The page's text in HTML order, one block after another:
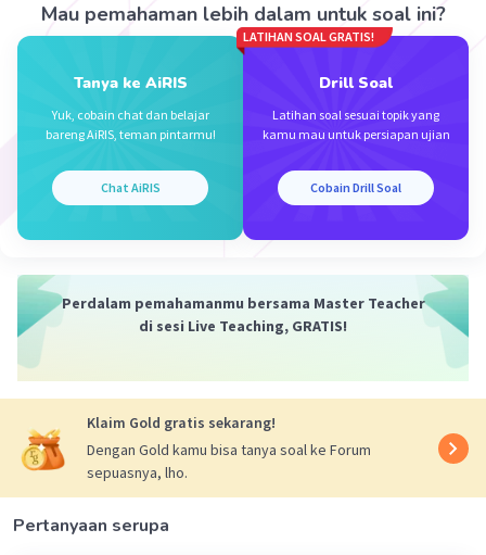
Master Teacher
05 Oktober 2023 02:51
Jawaban terverifikasi
Jawaban: D
“Misal f(x) adalah suatu suku banyak dan (x - k)
merupakan faktor dari f(x), maka f(k) = 0.”
Polinomial f(x) = ax4- 13x3+ 27x2- 38x + b
2
- 6x + 8 = (x - 4)(x - 2)
Sehingga:
f(4) = 0 dan f(2) = 0
Mau pemahaman lebih dalam untuk soal ini?
Tanya ke AiRIS
Yuk, cobain chat dan belajar
bareng AiRIS, teman pintarmu!
Chat AiRIS
LATIHAN SOAL GRATIS!
Drill Soal
Latihan soal sesuai topik yang
kamu mau untuk persiapan ujian
Cobain Drill Soal
Perdalam pemahamanmu bersama Master Teacher
di sesi Live Teaching, GRATIS!
Klaim Gold gratis sekarang!
Dengan Gold kamu bisa tanya soal ke Forum
sepuasnya, lho.
Pertanyaan serupa